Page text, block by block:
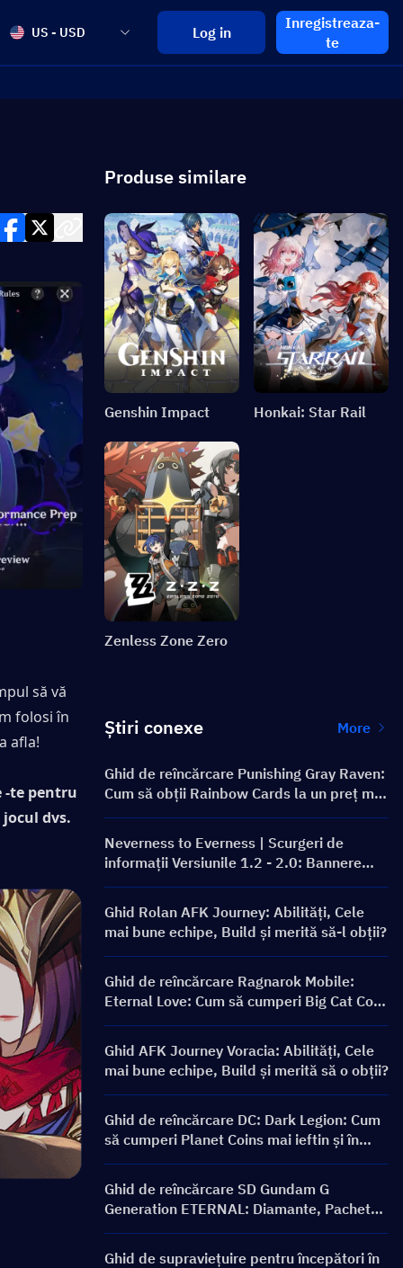
US - USD Log in
Inregistreaza-
te
să vă
folosi în
afla!
-te pentru
dvs.
Produse similare
Genshin Impact Honkai: Star Rail
Zenless Zone Zero
Știri conexe More
Ghid de reîncărcare Punishing Gray Raven:
Cum să obții Rainbow Cards la un preț mai
bun?
Neverness to Everness | Scurgeri de
informații Versiunile 1.2 - 2.0: Bannere
viitoare și Roadmap!
Ghid Rolan AFK Journey: Abilități, Cele
mai bune echipe, Build și merită să-l obții?
Ghid de reîncărcare Ragnarok Mobile:
Eternal Love: Cum să cumperi Big Cat Coin
la un preț mai bun?
Ghid AFK Journey Voracia: Abilități, Cele
mai bune echipe, Build și merită să o obții?
Ghid de reîncărcare DC: Dark Legion: Cum
să cumperi Planet Coins mai ieftin și în
siguranță
Ghid de reîncărcare SD Gundam G
Generation ETERNAL: Diamante, Pachete
Limit Break, Prețuri și Metode de
Reîncărcare
Ghid de supraviețuire pentru începători în